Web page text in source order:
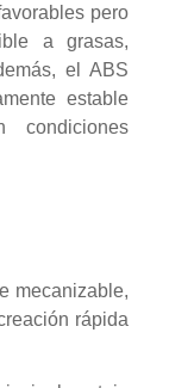
pero
a grasas,
el ABS
estable
condiciones
mecanizable,
rápida